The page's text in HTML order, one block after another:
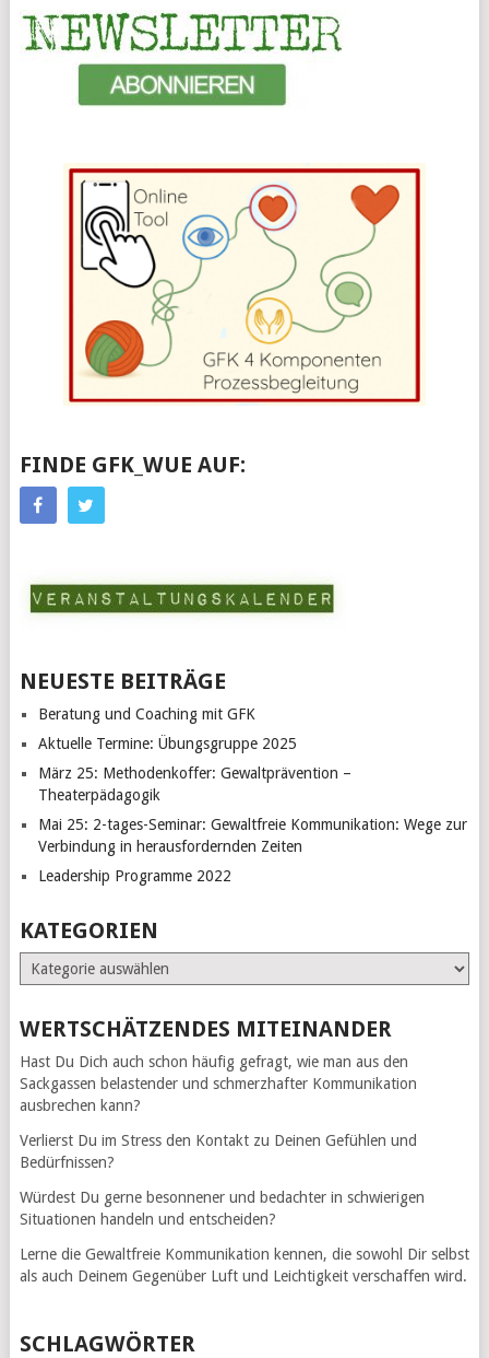
FINDE GFK_WUE AUF:
NEUESTE BEITRÄGE
Beratung und Coaching mit GFK
Aktuelle Termine: Übungsgruppe 2025
März 25: Methodenkoffer: Gewaltprävention –
Theaterpädagogik
Mai 25: 2-tages-Seminar: Gewaltfreie Kommunikation: Wege zur
Verbindung in herausfordernden Zeiten
Leadership Programme 2022
KATEGORIEN
Kategorien
WERTSCHÄTZENDES MITEINANDER
Hast Du Dich auch schon häufig gefragt, wie man aus den
Sackgassen belastender und schmerzhafter Kommunikation
ausbrechen kann?
Verlierst Du im Stress den Kontakt zu Deinen Gefühlen und
Bedürfnissen?
Würdest Du gerne besonnener und bedachter in schwierigen
Situationen handeln und entscheiden?
Lerne die Gewaltfreie Kommunikation kennen, die sowohl Dir selbst
als auch Deinem Gegenüber Luft und Leichtigkeit verschaffen wird.
SCHLAGWÖRTER